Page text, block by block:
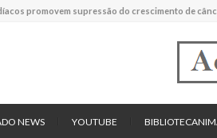
promovem supressão do crescimento de
de aranha usa uma sofisticada armadilha de
NEWS YOUTUBE